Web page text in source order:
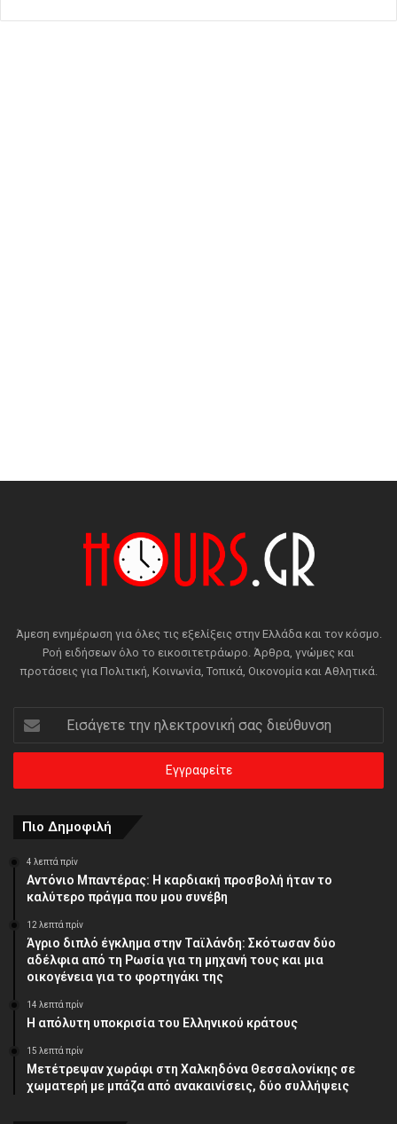
Άμεση ενημέρωση για όλες τις εξελίξεις στην Ελλάδα και τον κόσμο.
Ροή ειδήσεων όλο το εικοσιτετράωρο. Άρθρα, γνώμες και
προτάσεις για Πολιτική, Κοινωνία, Τοπικά, Οικονομία και Αθλητικά.
Εισάγετε
την
ηλεκτρονική
διεύθυνση
Πιο Δημοφιλή
4 λεπτά πρίν
Αντόνιο Μπαντέρας: Η καρδιακή προσβολή ήταν το
καλύτερο πράγμα που μου συνέβη
12 λεπτά πρίν
Άγριο διπλό έγκλημα στην Ταϊλάνδη: Σκότωσαν δύο
αδέλφια από τη Ρωσία για τη μηχανή τους και μια
οικογένεια για το φορτηγάκι της
14 λεπτά πρίν
Η απόλυτη υποκρισία του Ελληνικού κράτους
15 λεπτά πρίν
Μετέτρεψαν χωράφι στη Χαλκηδόνα Θεσσαλονίκης σε
χωματερή με μπάζα από ανακαινίσεις, δύο συλλήψεις